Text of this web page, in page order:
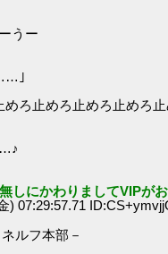
うー
｣
めろ止めろ止めろ止めろ
しにかわりましてVIPが
) 07:29:57.71
ルフ本部－